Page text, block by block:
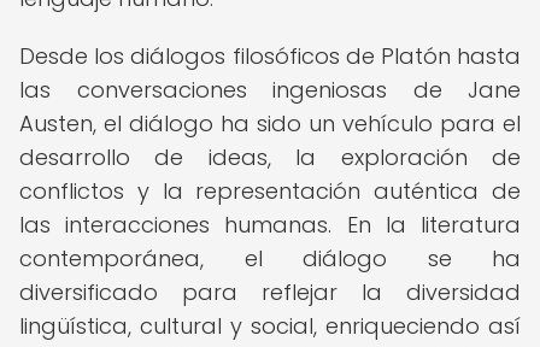
Desde los diálogos filosóficos de Platón hasta
las conversaciones ingeniosas de Jane
Austen, el diálogo ha sido un vehículo para el
desarrollo de ideas, la exploración de
conflictos y la representación auténtica de
las interacciones humanas. En la literatura
contemporánea, el diálogo se ha
diversificado para reflejar la diversidad
lingüística, cultural y social, enriqueciendo así